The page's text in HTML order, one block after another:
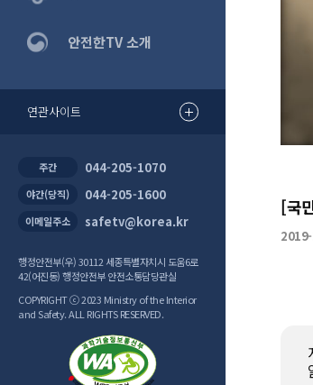
안전한TV 소개
연관사이트
주간 044-205-1070
야간(당직) 044-205-1600
이메일주소 safetv@korea.kr
행정안전부(우) 30112 세종특별자치시 도움6로
42(어진동) 행정안전부 안전소통담당관실
COPYRIGHT ⓒ 2023 Ministry of the Interior
and Safety. ALL RIGHTS RESERVED.
[국